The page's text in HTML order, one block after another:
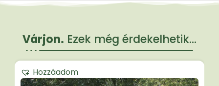
Várjon. Ezek még érdekelhetik...
Hozzáadom